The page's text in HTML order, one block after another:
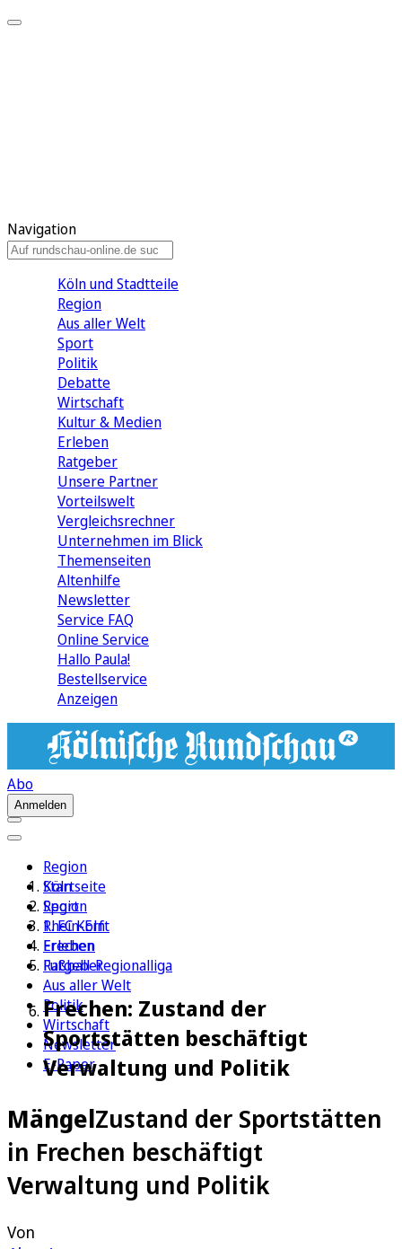
Navigation
Köln und Stadtteile
Region
Aus aller Welt
Sport
Politik
Debatte
Wirtschaft
Kultur & Medien
Erleben
Ratgeber
Unsere Partner
Vorteilswelt
Vergleichsrechner
Unternehmen im Blick
Themenseiten
Altenhilfe
Newsletter
Service FAQ
Online Service
Hallo Paula!
Bestellservice
Anzeigen
Abo
Anmelden
Region
Köln
Sport
1. FC Köln
Erleben
Ratgeber
Aus aller Welt
Politik
Wirtschaft
Newsletter
E-Paper
Startseite
Region
Rhein-Erft
Frechen
Fußball-Regionalliga
Frechen: Zustand der
Sportstätten beschäftigt
Verwaltung und Politik
MängelZustand der Sportstätten
in Frechen beschäftigt
Verwaltung und Politik
Von